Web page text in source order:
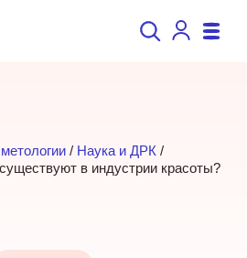
/ Наука и ДРК /
в индустрии красоты?